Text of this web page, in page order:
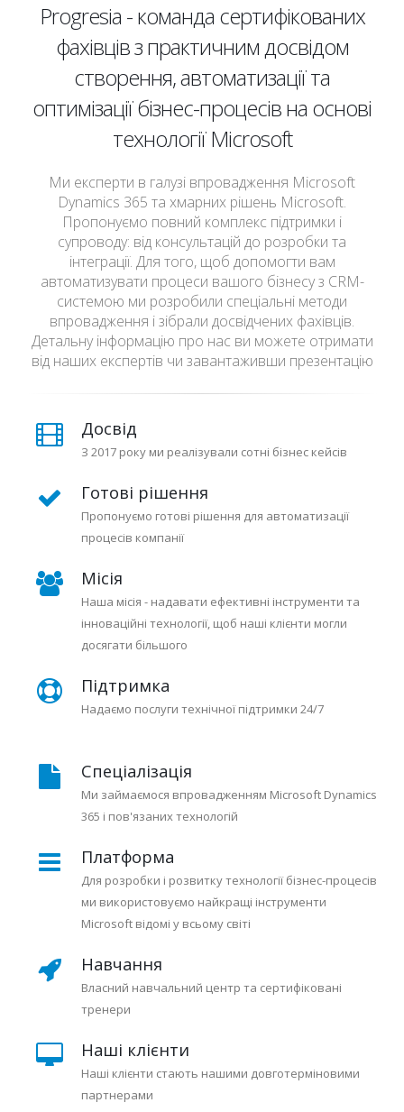
Progresia - команда сертифікованих
фахівців з практичним досвідом
створення, автоматизації та
оптимізації бізнес-процесів на основі
технології Microsoft
Ми експерти в галузі впровадження Microsoft
Dynamics 365 та хмарних рішень Microsoft.
Пропонуємо повний комплекс підтримки і
супроводу: від консультацій до розробки та
інтеграції. Для того, щоб допомогти вам
автоматизувати процеси вашого бізнесу з CRM-
системою ми розробили спеціальні методи
впровадження і зібрали досвідчених фахівців.
Детальну інформацію про нас ви можете отримати
від наших експертів чи завантаживши презентацію
Досвід
З 2017 року ми реалізували сотні бізнес кейсів
Готові рішення
Пропонуємо готові рішення для автоматизації
процесів компанії
Місія
Наша місія - надавати ефективні інструменти та
інноваційні технології, щоб наші клієнти могли
досягати більшого
Підтримка
Надаємо послуги технічної підтримки 24/7
Спеціалізація
Ми займаємося впровадженням Microsoft Dynamics
365 і пов'язаних технологій
Платформа
Для розробки і розвитку технології бізнес-процесів
ми використовуємо найкращі інструменти
Microsoft відомі у всьому світі
Навчання
Власний навчальний центр та сертифіковані
тренери
Наші клієнти
Наші клієнти стають нашими довготерміновими
партнерами